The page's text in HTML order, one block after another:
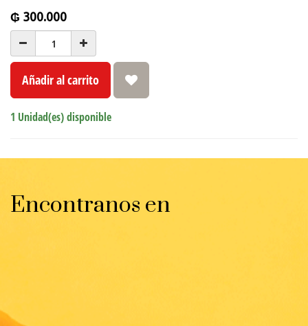
₲ 300.000
Añadir al carrito
1 Unidad(es) disponible
Encontranos en